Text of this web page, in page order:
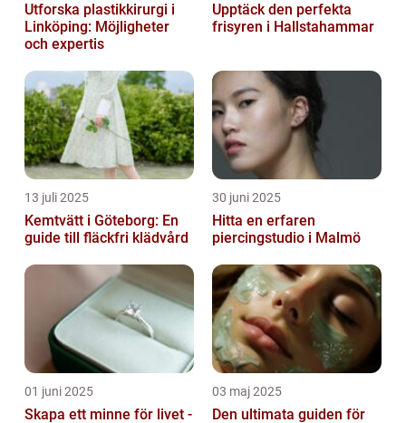
Utforska plastikkirurgi i
Linköping: Möjligheter
och expertis
Upptäck den perfekta
frisyren i Hallstahammar
13 juli 2025
Kemtvätt i Göteborg: En
guide till fläckfri klädvård
30 juni 2025
Hitta en erfaren
piercingstudio i Malmö
01 juni 2025
Skapa ett minne för livet -
03 maj 2025
Den ultimata guiden för